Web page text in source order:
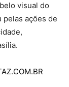
visual do
ações de